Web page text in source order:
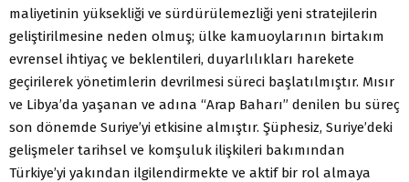
maliyetinin yüksekliği ve sürdürülemezliği yeni stratejilerin
geliştirilmesine neden olmuş; ülke kamuoylarının birtakım
evrensel ihtiyaç ve beklentileri, duyarlılıkları harekete
geçirilerek yönetimlerin devrilmesi süreci başlatılmıştır. Mısır
ve Libya’da yaşanan ve adına “Arap Baharı” denilen bu süreç
son dönemde Suriye’yi etkisine almıştır. Şüphesiz, Suriye’deki
gelişmeler tarihsel ve komşuluk ilişkileri bakımından
Türkiye’yi yakından ilgilendirmekte ve aktif bir rol almaya